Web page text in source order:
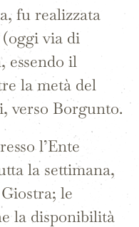
fu realizzata
via di
essendo il
la metà del
verso Borgunto.
l’Ente
la settimana,
le
la disponibilità